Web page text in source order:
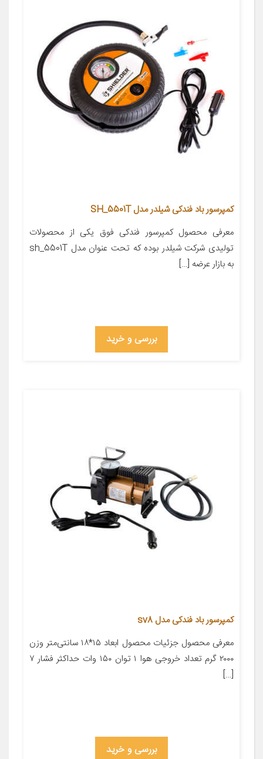
کمپرسور باد فندکی شیلدر مدل SH_5501T
معرفی محصول کمپرسور فندکی فوق یکی از محصولات
تولیدی شرکت شیلدر بوده که تحت عنوان مدل sh_5501T
به بازار عرضه […]
بررسی و خرید
کمپرسور باد فندکی مدل sv8
معرفی محصول جزئیات محصول ابعاد ۱۵*۱۸ سانتی‌متر وزن
۲۰۰۰ گرم تعداد خروجی هوا ۱ توان ۱۵۰ وات حداکثر فشار ۷
[…]
بررسی و خرید